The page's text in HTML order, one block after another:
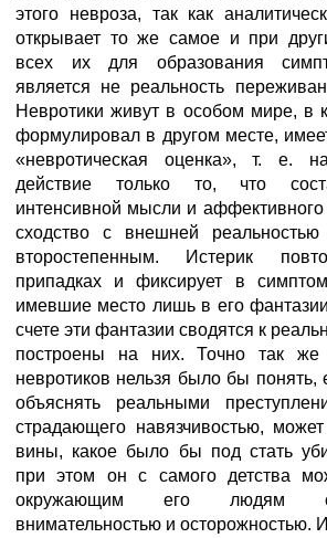
этого невроза, так как
открывает то же самое и при
всех их для образования
является не реальность
Невротики живут в особом мире, в
формулировал в другом месте,
«невротическая оценка», т. е.
действие только то, что
интенсивной мысли и аффективного
сходство с внешней реальностью
второстепенным. Истерик
припадках и фиксирует в
имевшие место лишь в его
счете эти фантазии сводятся к
построены на них. Точно так
невротиков нельзя было бы понять,
объяснять реальными
страдающего навязчивостью,
вины, какое было бы под стать
при этом он с самого детства
окружающим его людям с
внимательностью и осторожностью.